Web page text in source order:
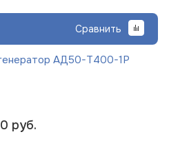
Сравнить
АД50-Т400-1Р
руб.